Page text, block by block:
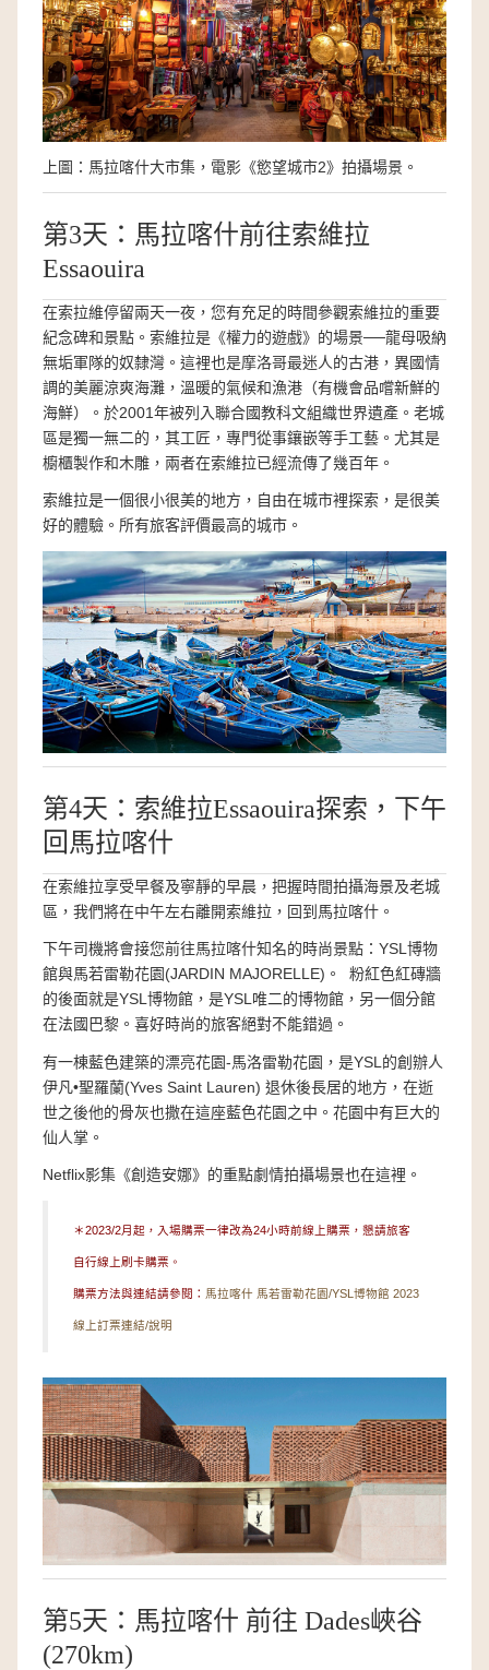
上圖：馬拉喀什大市集，電影《慾望城市2》拍攝場景。
第3天：馬拉喀什前往索維拉
Essaouira
在索拉維停留兩天一夜，您有充足的時間參觀索維拉的重要
紀念碑和景點。索維拉是《權力的遊戲》的場景──龍母吸納
無垢軍隊的奴隸灣。這裡也是摩洛哥最迷人的古港，異國情
調的美麗涼爽海灘，溫暖的氣候和漁港（有機會品嚐新鮮的
海鮮）。於2001年被列入聯合國教科文組織世界遺產。老城
區是獨一無二的，其工匠，專門從事鑲嵌等手工藝。尤其是
櫥櫃製作和木雕，兩者在索維拉已經流傳了幾百年。
索維拉是一個很小很美的地方，自由在城市裡探索，是很美
好的體驗。所有旅客評價最高的城市。
第4天：索維拉Essaouira探索，下午
回馬拉喀什
在索維拉享受早餐及寧靜的早晨，把握時間拍攝海景及老城
區，我們將在中午左右離開索維拉，回到馬拉喀什。
下午司機將會接您前往馬拉喀什知名的時尚景點：YSL博物
館與馬若雷勒花園(JARDIN MAJORELLE)。 粉紅色紅磚牆
的後面就是YSL博物館，是YSL唯二的博物館，另一個分館
在法國巴黎。喜好時尚的旅客絕對不能錯過。
有一棟藍色建築的漂亮花園-馬洛雷勒花園，是YSL的創辦人
伊凡•聖羅蘭(Yves Saint Lauren) 退休後長居的地方，在逝
世之後他的骨灰也撒在這座藍色花園之中。花園中有巨大的
仙人掌。
Netflix影集《創造安娜》的重點劇情拍攝場景也在這裡。
＊2023/2月起，入場購票一律改為24小時前線上購票，懇請旅客
自行線上刷卡購票。
購票方法與連結請參閱： 馬拉喀什 馬若雷勒花園/YSL博物館 2023
線上訂票連結/說明
第5天：馬拉喀什 前往 Dades峽谷
(270km)